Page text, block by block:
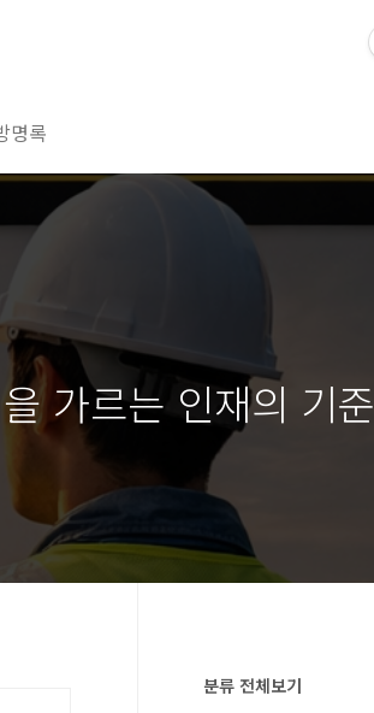
명록
가르는 인재의 기준
분류 전체보기